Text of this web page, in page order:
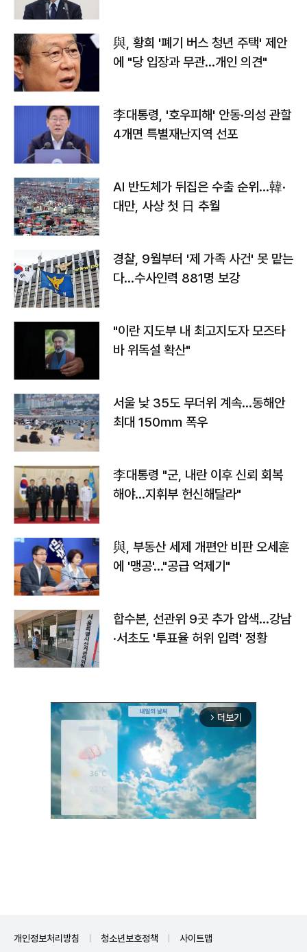
與, 황희 '폐기 버스 청년 주택' 제안
에 "당 입장과 무관…개인 의견"
李대통령, '호우피해' 안동·의성 관할
4개면 특별재난지역 선포
AI 반도체가 뒤집은 수출 순위…韓·
대만, 사상 첫 日 추월
경찰, 9월부터 '제 가족 사건' 못 맡는
다…수사인력 881명 보강
"이란 지도부 내 최고지도자 모즈타
바 위독설 확산"
서울 낮 35도 무더위 계속…동해안
최대 150㎜ 폭우
李대통령 "군, 내란 이후 신뢰 회복
해야…지휘부 헌신해달라"
與, 부동산 세제 개편안 비판 오세훈
에 '맹공'…"공급 억제기"
합수본, 선관위 9곳 추가 압색…강남
·서초도 '투표율 허위 입력' 정황
arrow_forward_ios 더보기
개인정보처리방침 청소년보호정책 사이트맵